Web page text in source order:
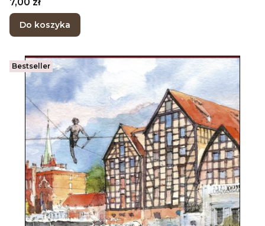
Do koszyka
Bestseller